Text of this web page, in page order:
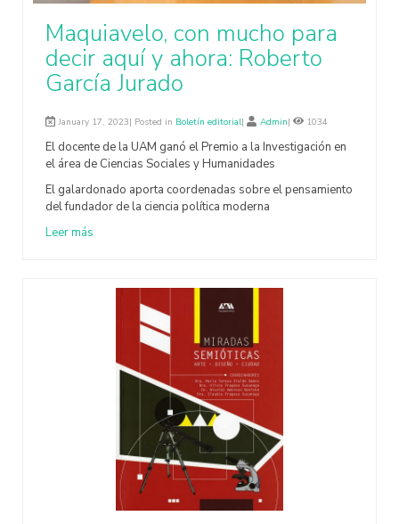
Maquiavelo, con mucho para
decir aquí y ahora: Roberto
García Jurado
January 17, 2023| Posted in Boletín editorial| Admin| 1034
El docente de la UAM ganó el Premio a la Investigación en
el área de Ciencias Sociales y Humanidades
El galardonado aporta coordenadas sobre el pensamiento
del fundador de la ciencia política moderna
Leer más